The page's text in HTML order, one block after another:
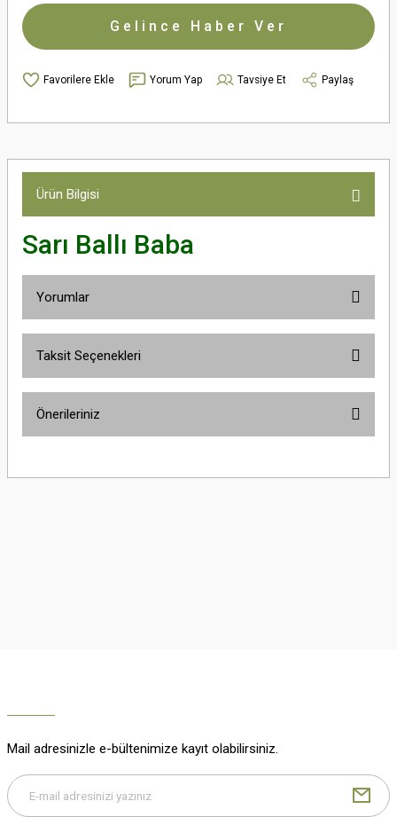
Gelince Haber Ver
Yorum Yap Tavsiye Et Paylaş
Ürün Bilgisi
Sarı Ballı Baba
Yorumlar
Taksit Seçenekleri
Önerileriniz
yetersiz gördüğünüz noktaları öneri formunu kullanarak tarafımıza
Mail adresinizle e-bültenimize kayıt olabilirsiniz.